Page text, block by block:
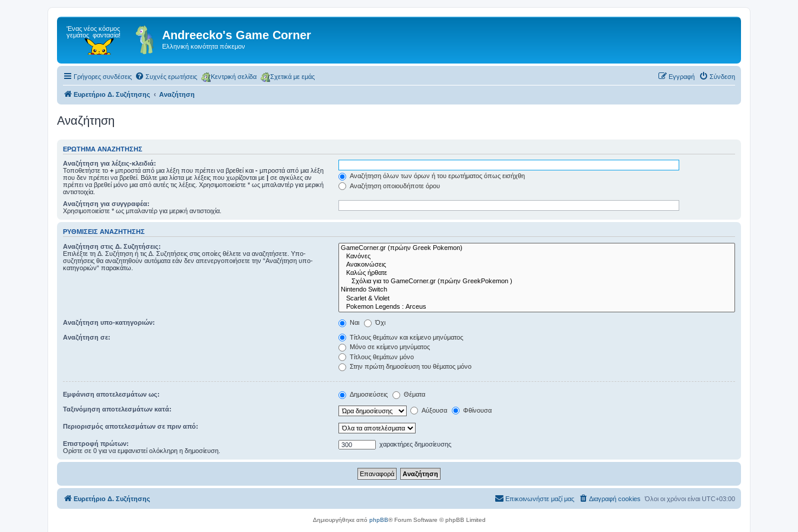
Andreecko's Game Corner
Ελληνική κοινότητα πόκεμον
Γρήγορες συνδέσεις Συχνές ερωτήσεις Κεντρική σελίδα Σχετικά με εμάς Σύνδεση
Εγγραφή
Ευρετήριο Δ. Συζήτησης Αναζήτηση
Αναζήτηση
ΕΡΏΤΗΜΑ ΑΝΑΖΉΤΗΣΗΣ
Αναζήτηση για λέξεις-κλειδιά:
Τοποθετήστε το + μπροστά από μια λέξη που πρέπει να βρεθεί και - μπροστά από μια λέξη
που δεν πρέπει να βρεθεί. Βάλτε μια λίστα με λέξεις που χωρίζονται με | σε αγκύλες αν
πρέπει να βρεθεί μόνο μια από αυτές τις λέξεις. Χρησιμοποιείστε * ως μπαλαντέρ για μερική
αντιστοιχία.
Αναζήτηση όλων των όρων ή του ερωτήματος όπως εισήχθη
Αναζήτηση οποιουδήποτε όρου
Αναζήτηση για συγγραφέα:
Χρησιμοποιείστε * ως μπαλαντέρ για μερική αντιστοιχία.
ΡΥΘΜΊΣΕΙΣ ΑΝΑΖΉΤΗΣΗΣ
Αναζήτηση στις Δ. Συζητήσεις:
Επιλέξτε τη Δ. Συζήτηση ή τις Δ. Συζητήσεις στις οποίες θέλετε να αναζητήσετε. Υπο-
συζητήσεις θα αναζητηθούν αυτόματα εάν δεν απενεργοποιήσετε την “Αναζήτηση υπο-
κατηγοριών“ παρακάτω.
Αναζήτηση υπο-κατηγοριών: Ναι Όχι
Αναζήτηση σε:
Τίτλους θεμάτων και κείμενο μηνύματος
Μόνο σε κείμενο μηνύματος
Τίτλους θεμάτων μόνο
Στην πρώτη δημοσίευση του θέματος μόνο
Εμφάνιση αποτελεσμάτων ως: Δημοσιεύσεις Θέματα
Ταξινόμηση αποτελεσμάτων κατά: Αύξουσα Φθίνουσα
Περιορισμός αποτελεσμάτων σε πριν από:
Επιστροφή πρώτων:
Ορίστε σε 0 για να εμφανιστεί ολόκληρη η δημοσίευση.
χαρακτήρες δημοσίευσης
Ευρετήριο Δ. Συζήτησης Όλοι οι χρόνοι είναι UTC+03:00
Διαγραφή cookies
Επικοινωνήστε μαζί μας
Δημιουργήθηκε από phpBB® Forum Software © phpBB Limited